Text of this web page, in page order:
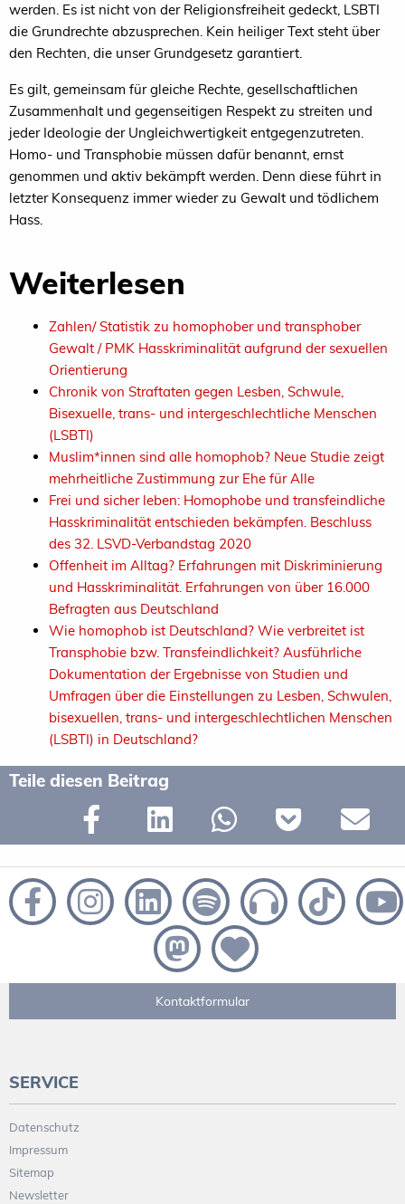
werden. Es ist nicht von der Religionsfreiheit gedeckt, LSBTI
die Grundrechte abzusprechen. Kein heiliger Text steht über
den Rechten, die unser Grundgesetz garantiert.
Es gilt, gemeinsam für gleiche Rechte, gesellschaftlichen
Zusammenhalt und gegenseitigen Respekt zu streiten und
jeder Ideologie der Ungleichwertigkeit entgegenzutreten.
Homo- und Transphobie müssen dafür benannt, ernst
genommen und aktiv bekämpft werden. Denn diese führt in
letzter Konsequenz immer wieder zu Gewalt und tödlichem
Hass.
Weiterlesen
Zahlen/ Statistik zu homophober und transphober
Gewalt / PMK Hasskriminalität aufgrund der sexuellen
Orientierung
Chronik von Straftaten gegen Lesben, Schwule,
Bisexuelle, trans- und intergeschlechtliche Menschen
(LSBTI)
Muslim*innen sind alle homophob? Neue Studie zeigt
mehrheitliche Zustimmung zur Ehe für Alle
Frei und sicher leben: Homophobe und transfeindliche
Hasskriminalität entschieden bekämpfen. Beschluss
des 32. LSVD-Verbandstag 2020
Offenheit im Alltag? Erfahrungen mit Diskriminierung
und Hasskriminalität. Erfahrungen von über 16.000
Befragten aus Deutschland
Wie homophob ist Deutschland? Wie verbreitet ist
Transphobie bzw. Transfeindlichkeit? Ausführliche
Dokumentation der Ergebnisse von Studien und
Umfragen über die Einstellungen zu Lesben, Schwulen,
bisexuellen, trans- und intergeschlechtlichen Menschen
(LSBTI) in Deutschland?
Teile diesen Beitrag
Kontaktformular
SERVICE
Datenschutz
Impressum
Sitemap
Newsletter